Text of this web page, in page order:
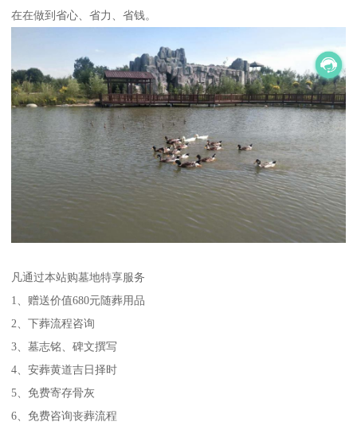
在在做到省心、省力、省钱。
凡通过本站购墓地特享服务
1、赠送价值680元随葬用品
2、下葬流程咨询
3、墓志铭、碑文撰写
4、安葬黄道吉日择时
5、免费寄存骨灰
6、免费咨询丧葬流程